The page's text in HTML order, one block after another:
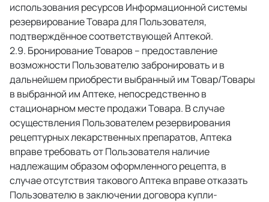
использования ресурсов Информационной системы
резервирование Товара для Пользователя,
подтверждённое соответствующей Аптекой.
Бронирование Товаров – предоставление
возможности Пользователю забронировать и в
дальнейшем приобрести выбранный им Товар/Товары
в выбранной им Аптеке, непосредственно в
стационарном месте продажи Товара. В случае
осуществления Пользователем резервирования
рецептурных лекарственных препаратов, Аптека
вправе требовать от Пользователя наличие
надлежащим образом оформленного рецепта, в
случае отсутствия такового Аптека вправе отказать
Пользователю в заключении договора купли-